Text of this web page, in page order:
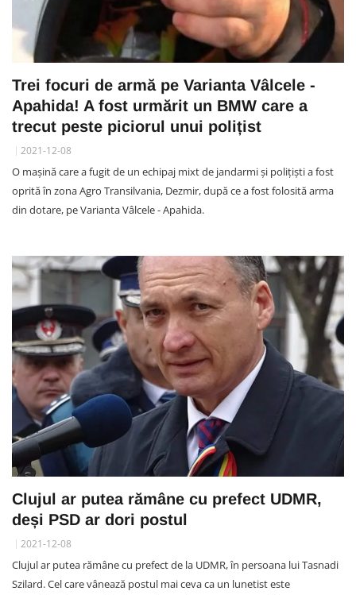
Trei focuri de armă pe Varianta Vâlcele -
Apahida! A fost urmărit un BMW care a
trecut peste piciorul unui polițist
2021-12-08
O mașină care a fugit de un echipaj mixt de jandarmi și polițiști a fost
oprită în zona Agro Transilvania, Dezmir, după ce a fost folosită arma
din dotare, pe Varianta Vâlcele - Apahida.
Clujul ar putea rămâne cu prefect UDMR,
deși PSD ar dori postul
2021-12-08
Clujul ar putea rămâne cu prefect de la UDMR, în persoana lui Tasnadi
Szilard. Cel care vânează postul mai ceva ca un lunetist este